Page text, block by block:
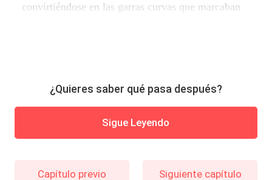
convirtiéndose en las garras curvas que marcaban
¿Quieres saber qué pasa después?
Sigue Leyendo
Capítulo previo Siguiente capítulo